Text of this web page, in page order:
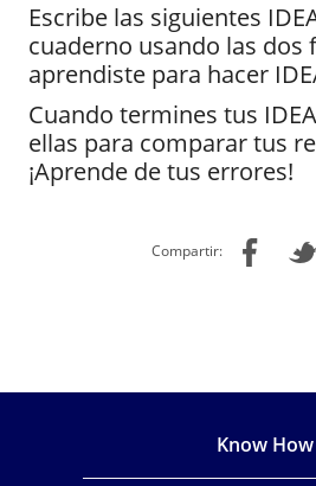
Escribe las siguientes
cuaderno usando las dos
aprendiste para hacer
Cuando termines tus
ellas para comparar tus
¡Aprende de tus errores!
Compartir:
Know How